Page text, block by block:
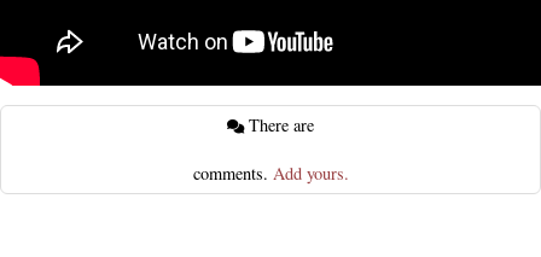
comments. Add yours.